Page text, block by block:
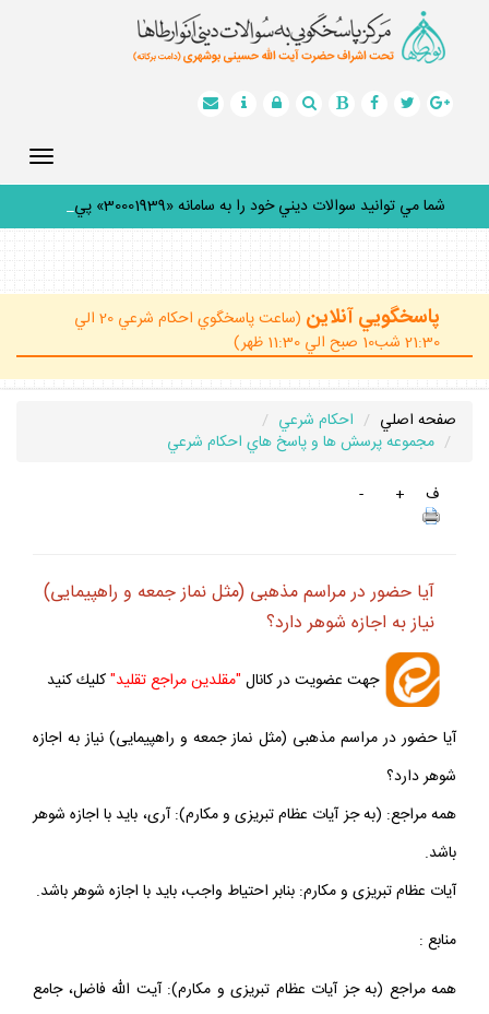
شما مي توانيد سوالات ديني خود را به سامانه «30001939» پيام
_
پاسخگويي آنلاين
(ساعت پاسخگوي احكام شرعي 20 الي
21:30 شب10 صبح الي 11:30 ظهر)
صفحه اصلي
احكام شرعي
مجموعه پرسش ها و پاسخ هاي احكام شرعي
ف
+
-
آيا حضور در مراسم مذهبى (مثل نماز جمعه و راهپيمايى)
نياز به اجازه شوهر دارد؟
جهت عضويت در كانال "مقلدين مراجع تقليد"كليك كنيد
آيا حضور در مراسم مذهبى (مثل نماز جمعه و راهپيمايى) نياز به اجازه
شوهر دارد؟
همه مراجع: (به جز آيات عظام تبريزى و مكارم): آرى، بايد با اجازه شوهر
باشد.
آيات عظام تبريزى و مكارم: بنابر احتياط واجب، بايد با اجازه شوهر باشد.
منابع :
همه مراجع (به جز آيات عظام تبريزى و مكارم): آيت‏ الله فاضل، جامع‏